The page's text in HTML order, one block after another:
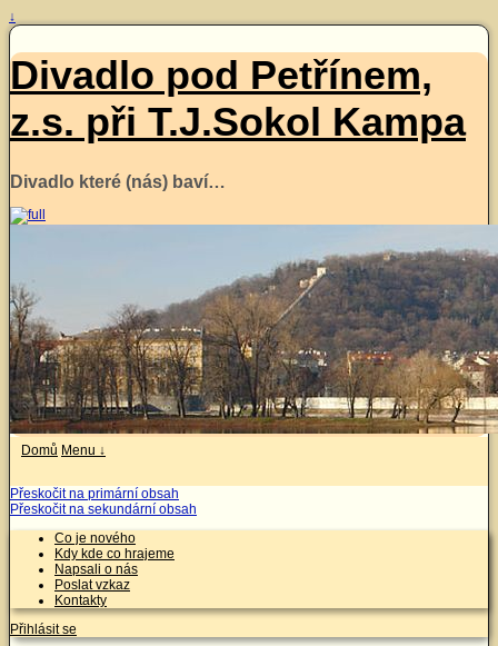
↓
Divadlo pod Petřínem,
z.s. při T.J.Sokol Kampa
Divadlo které (nás) baví…
Domů Menu ↓
Přeskočit na primární obsah
Přeskočit na sekundární obsah
Co je nového
Kdy kde co hrajeme
Napsali o nás
Poslat vzkaz
Kontakty
Přihlásit se